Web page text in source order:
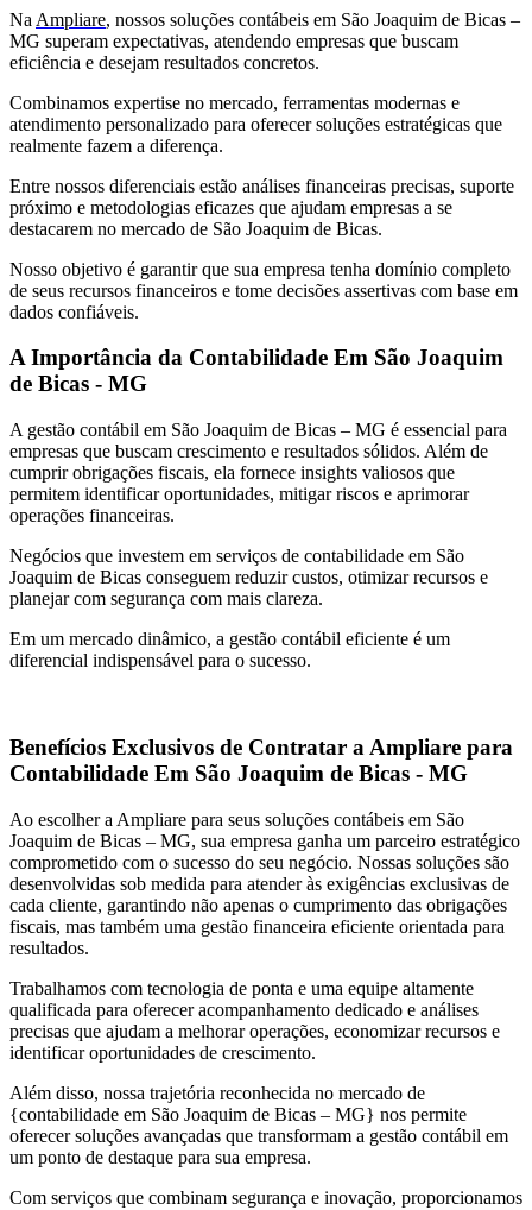
Na Ampliare, nossos soluções contábeis em São Joaquim de Bicas –
MG superam expectativas, atendendo empresas que buscam
eficiência e desejam resultados concretos.
Combinamos expertise no mercado, ferramentas modernas e
atendimento personalizado para oferecer soluções estratégicas que
realmente fazem a diferença.
Entre nossos diferenciais estão análises financeiras precisas, suporte
próximo e metodologias eficazes que ajudam empresas a se
destacarem no mercado de São Joaquim de Bicas.
Nosso objetivo é garantir que sua empresa tenha domínio completo
de seus recursos financeiros e tome decisões assertivas com base em
dados confiáveis.
A Importância da Contabilidade Em São Joaquim
de Bicas - MG
A gestão contábil em São Joaquim de Bicas – MG é essencial para
empresas que buscam crescimento e resultados sólidos. Além de
cumprir obrigações fiscais, ela fornece insights valiosos que
permitem identificar oportunidades, mitigar riscos e aprimorar
operações financeiras.
Negócios que investem em serviços de contabilidade em São
Joaquim de Bicas conseguem reduzir custos, otimizar recursos e
planejar com segurança com mais clareza.
Em um mercado dinâmico, a gestão contábil eficiente é um
diferencial indispensável para o sucesso.
Benefícios Exclusivos de Contratar a Ampliare para
Contabilidade Em São Joaquim de Bicas - MG
Ao escolher a Ampliare para seus soluções contábeis em São
Joaquim de Bicas – MG, sua empresa ganha um parceiro estratégico
comprometido com o sucesso do seu negócio. Nossas soluções são
desenvolvidas sob medida para atender às exigências exclusivas de
cada cliente, garantindo não apenas o cumprimento das obrigações
fiscais, mas também uma gestão financeira eficiente orientada para
resultados.
Trabalhamos com tecnologia de ponta e uma equipe altamente
qualificada para oferecer acompanhamento dedicado e análises
precisas que ajudam a melhorar operações, economizar recursos e
identificar oportunidades de crescimento.
Além disso, nossa trajetória reconhecida no mercado de
{contabilidade em São Joaquim de Bicas – MG} nos permite
oferecer soluções avançadas que transformam a gestão contábil em
um ponto de destaque para sua empresa.
Com serviços que combinam segurança e inovação, proporcionamos